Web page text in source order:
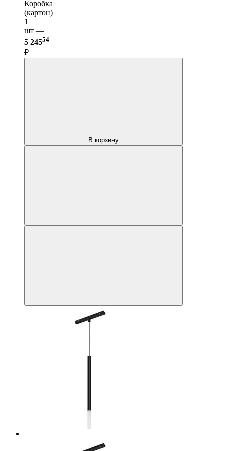
Коробка
(картон)
1
шт —
5 24554
₽
В корзину